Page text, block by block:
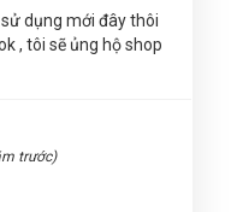
DẠNG CẮT KÉO ON-
dụng mới đây thôi
, tôi sẽ ủng hộ shop
trước)